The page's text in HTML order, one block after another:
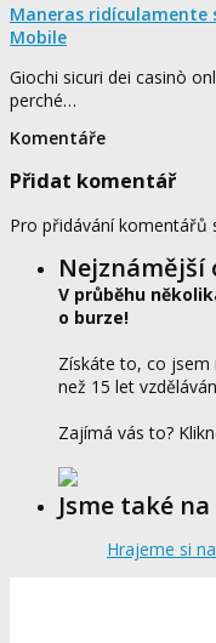
Maneras ridículamente
Mobile
Giochi sicuri dei casinò
perché…
Komentáře
Přidat komentář
Pro přidávání komentářů
Nejznámější
V průběhu
o burze!
Získáte to, co jsem
než 15 let
Zajímá vás to?
Jsme také
Hrajeme si